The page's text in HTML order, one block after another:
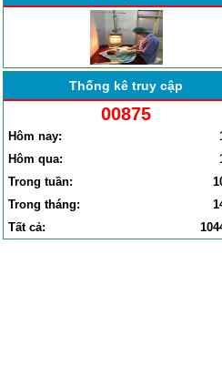
Thống kê truy cập
00875
Hôm nay:
Hôm qua:
Trong tuần:
Trong tháng:
Tất cả: